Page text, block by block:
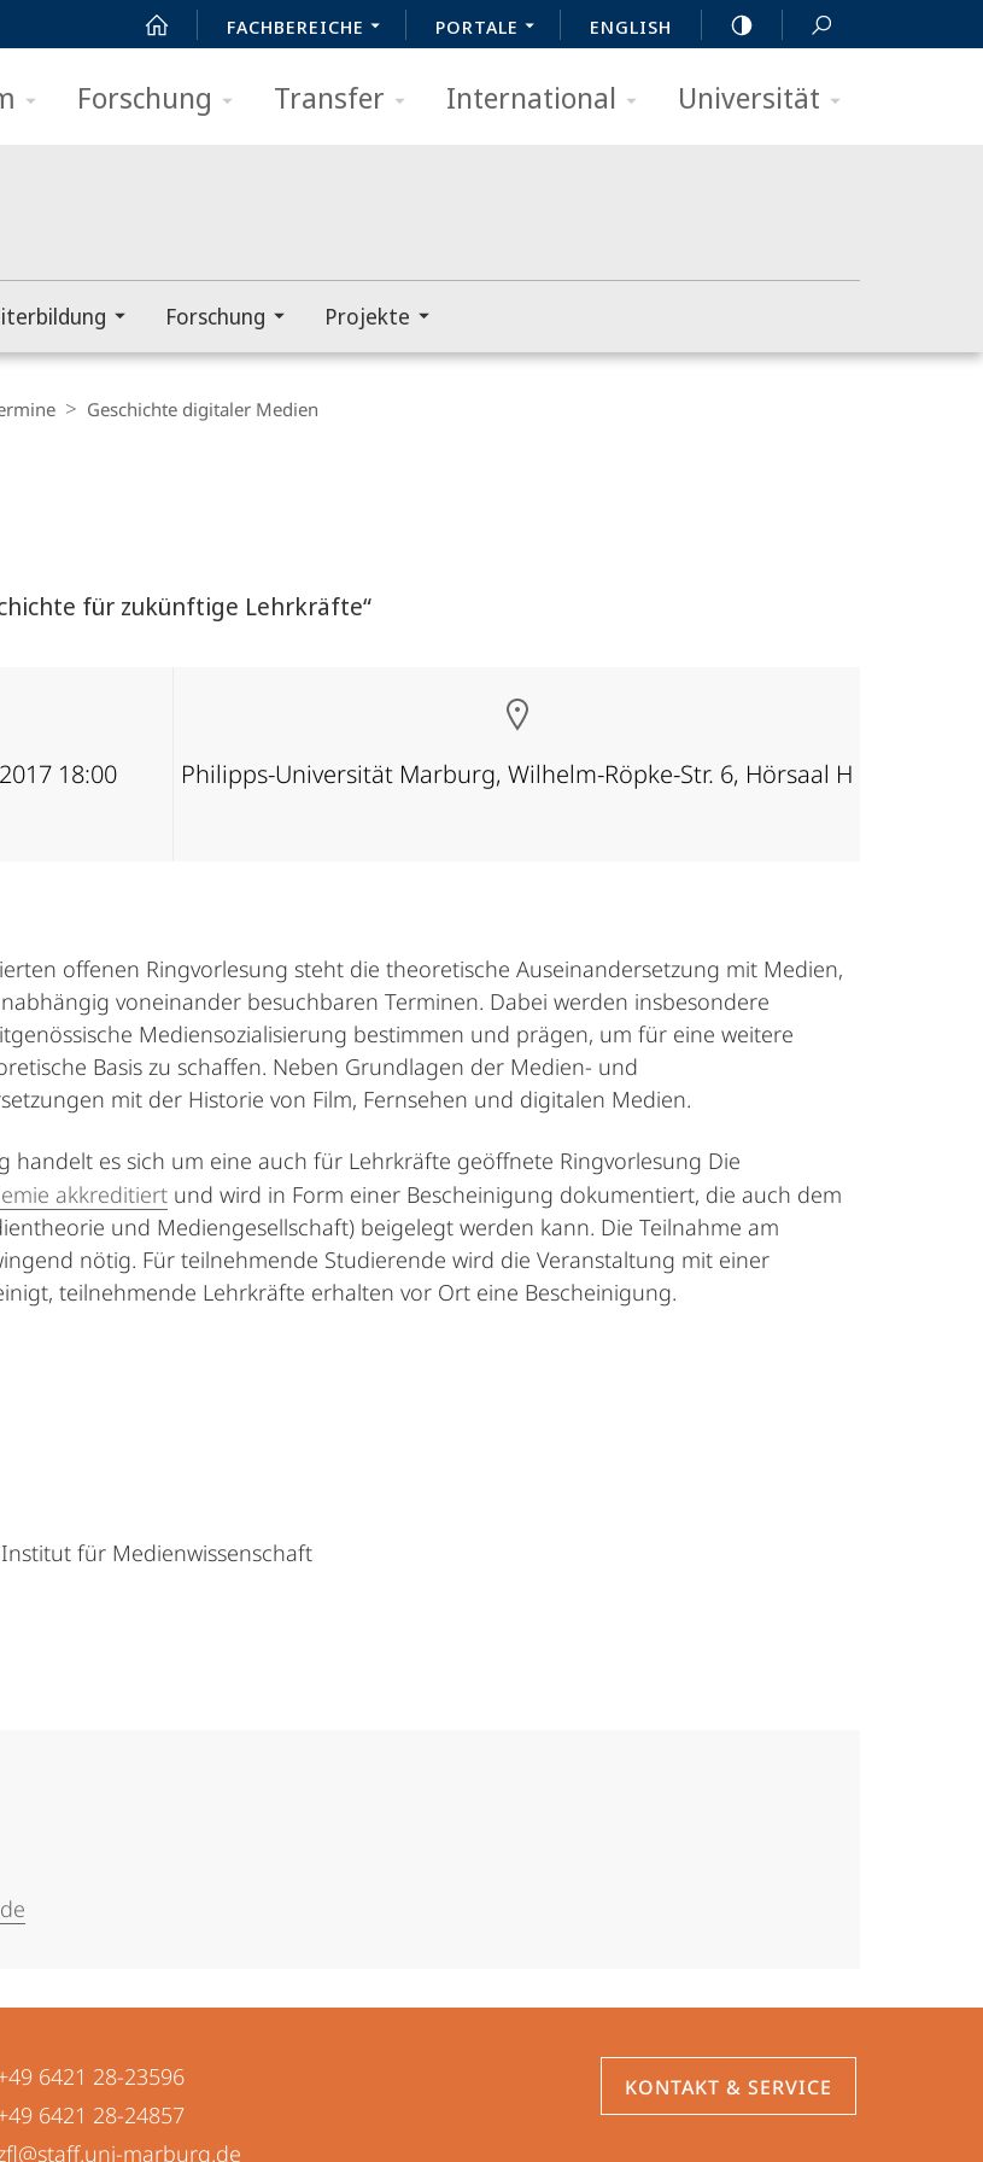
FACHBEREICHE PORTALE ENGLISH
Forschung Transfer International Universität
Forschung Projekte
Geschichte digitaler Medien
für zukünftige Lehrkräfte“
18:00 Philipps-Universität Marburg, Wilhelm-Röpke-Str. 6, Hörsaal H
offenen Ringvorlesung steht die theoretische Auseinandersetzung mit Medien,
voneinander besuchbaren Terminen. Dabei werden insbesondere
Mediensozialisierung bestimmen und prägen, um für eine weitere
Basis zu schaffen. Neben Grundlagen der Medien- und
mit der Historie von Film, Fernsehen und digitalen Medien.
handelt es sich um eine auch für Lehrkräfte geöffnete Ringvorlesung Die
akkreditiert und wird in Form einer Bescheinigung dokumentiert, die auch dem
und Mediengesellschaft) beigelegt werden kann. Die Teilnahme am
nötig. Für teilnehmende Studierende wird die Veranstaltung mit einer
teilnehmende Lehrkräfte erhalten vor Ort eine Bescheinigung.
für Medienwissenschaft
6421 28-23596
6421 28-24857
marburg.de
KONTAKT & SERVICE